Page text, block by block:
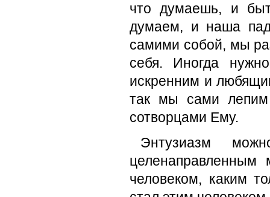
что думаешь, и
думаем, и наша
самими собой, мы
себя. Иногда
искренним и
так мы сами
сотворцами Ему.
Энтузиазм
человеком, каким